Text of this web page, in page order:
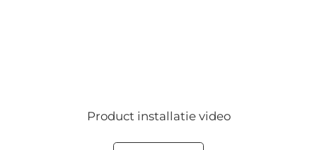
Product installatie video